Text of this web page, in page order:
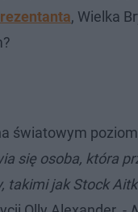
, Wielka
światowym
się osoba, która
jak Stock